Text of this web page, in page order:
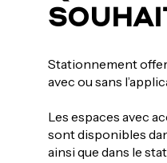
Stationnement
avec ou sans
Les espaces avec
sont disponibles
ainsi que dans le